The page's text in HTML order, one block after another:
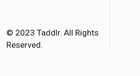
o
k
r
© 2023 Taddlr. All Rights
Reserved.